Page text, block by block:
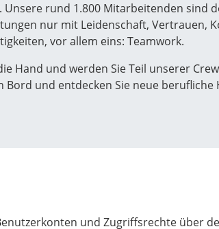
Unsere rund 1.800 Mitarbeitenden sind
nur mit Leidenschaft,
vor allem eins: Teamwork.
Hand und werden Sie Teil unserer
Bord und entdecken Sie neue berufliche
und Zugriffsrechte über